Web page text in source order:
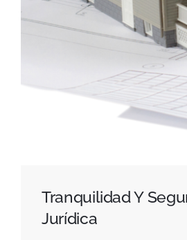
Tranquilidad Y
Jurídica